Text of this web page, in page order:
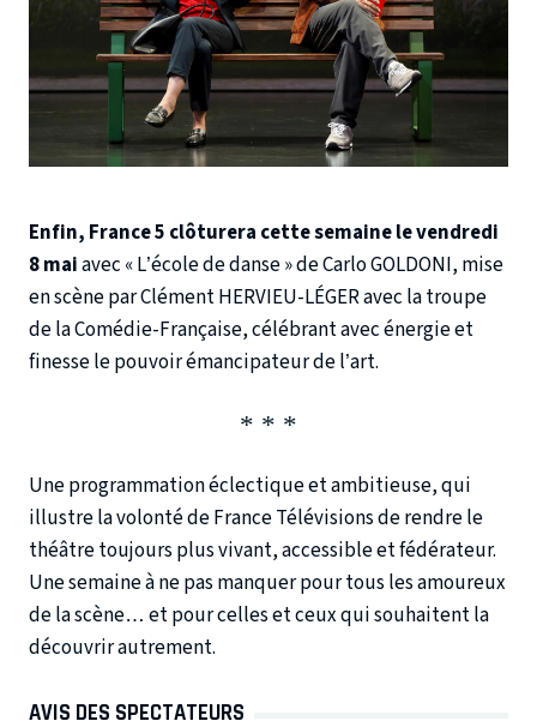
Enfin, France 5 clôturera cette semaine le vendredi
8 maiavec « L’école de danse » de Carlo GOLDONI, mise
en scène par Clément HERVIEU-LÉGER avec la troupe
de la Comédie-Française, célébrant avec énergie et
finesse le pouvoir émancipateur de l’art.
Une programmation éclectique et ambitieuse, qui
illustre la volonté de France Télévisions de rendre le
théâtre toujours plus vivant, accessible et fédérateur.
Une semaine à ne pas manquer pour tous les amoureux
de la scène… et pour celles et ceux qui souhaitent la
découvrir autrement.
AVIS DES SPECTATEURS